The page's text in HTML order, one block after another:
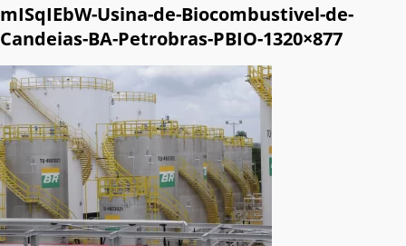
mISqIEbW-Usina-de-Biocombustivel-de-
Candeias-BA-Petrobras-PBIO-1320×877